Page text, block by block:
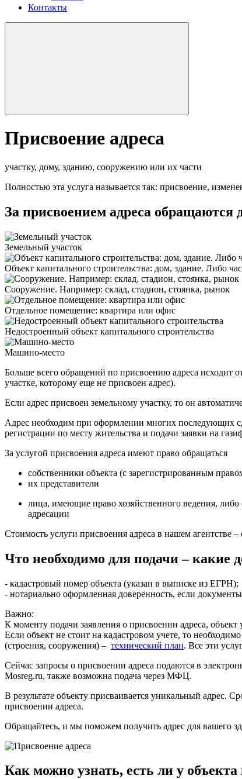
Контакты
Присвоение адреса
участку, дому, зданию, сооружению или их части
Полностью эта услуга называется так: присвоение,
За присвоением адреса обращаются
Земельный участок
Объект капитального строительства: дом, здание. Либо
Сооружение. Например: склад, стадион, стоянка, рынок
Отдельное помещение: квартира или офис
Недостроенный объект капитального строительства
Машино-место
Больше всего обращений по присвоению адреса исходит
участке, которому еще не присвоен адрес).
Если адрес присвоен земельному участку, то он
Адрес необходим при оформлении многих последующих
регистрации по месту жительства и подачи заявки на
За услугой присвоения адреса имеют право обращаться
собственники объекта (с зарегистрированным
их представители
лица, имеющие право хозяйственного ведения,
адресации
Стоимость услуги присвоения адреса в нашем агентстве –
Что необходимо для подачи – какие
- кадастровый номер объекта (указан в выписке из ЕГРН);
- нотариально оформленная доверенность, если
Важно:
К моменту подачи заявления о присвоении адреса,
Если объект не стоит на кадастровом учете, то
(строения, сооружения) – технический план. Все эти
Сейчас запросы о присвоении адреса подаются в
Mosreg.ru, также возможна подача через МФЦ.
В результате объекту присваивается уникальный адрес.
присвоении адреса.
Обращайтесь, и мы поможем получить адрес для вашего
Как можно узнать, есть ли у